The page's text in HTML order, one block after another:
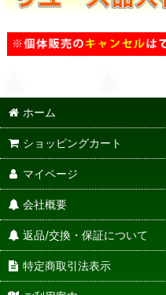
ホーム
ショッピングカート
マイページ
会社概要
返品/交換・保証について
特定商取引法表示